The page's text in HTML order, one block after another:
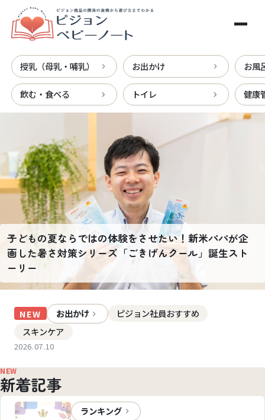
メインコンテンツへスキップ
授乳（母乳・哺乳）
飲む・食べる
お出かけ
トイレ
お風
健康
ピジョンベビーノート
子どもの夏ならではの体験をさせたい！新米パパが企
画した暑さ対策シリーズ「ごきげんクール」誕生スト
ーリー
NEW お出かけ
ピジョン社員おすすめ
スキンケア
2026.07.10
NEW
新着記事
ランキング